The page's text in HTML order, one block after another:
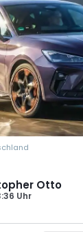
Otto
Uhr